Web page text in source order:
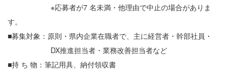
※応募者が7 名未満・他理由で中止の場合がありま
す。
■募集対象：原則・県内企業在職者で、主に経営者・幹部社員・
DX推進担当者・業務改善担当者など
■持 ち 物：筆記用具、納付領収書